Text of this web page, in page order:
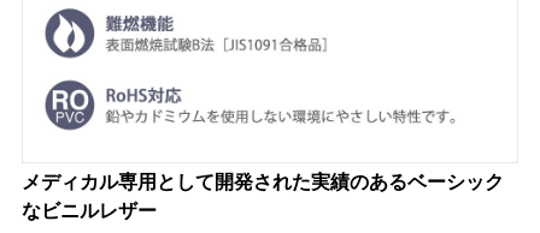
メディカル専用として開発された実績のあるベーシック
なビニルレザー